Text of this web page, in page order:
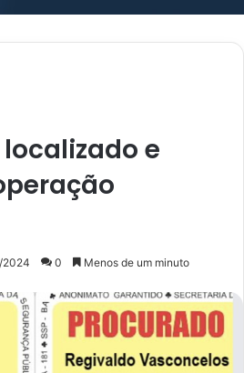
localizado e
2024 0 Menos de um minuto